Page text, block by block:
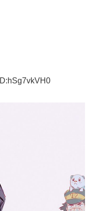
ID:hSg7vkVH0